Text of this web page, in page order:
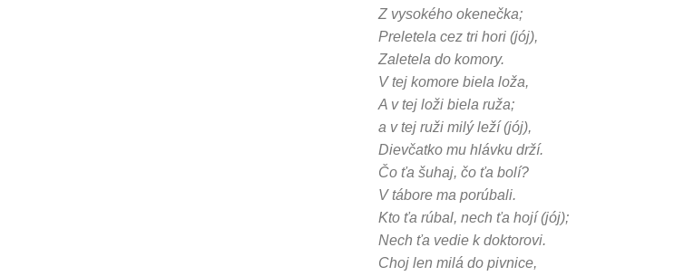
Z vysokého okenečka;
Preletela cez tri hori (jój),
Zaletela do komory.
V tej komore biela loža,
A v tej loži biela ruža;
a v tej ruži milý leží (jój),
Dievčatko mu hlávku drží.
Čo ťa šuhaj, čo ťa bolí?
V tábore ma porúbali.
Kto ťa rúbal, nech ťa hojí (jój);
Nech ťa vedie k doktorovi.
Choj len milá do pivnice,